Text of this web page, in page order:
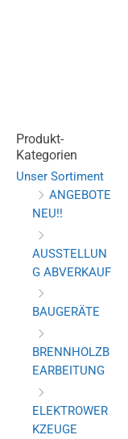
Produkt-
Kategorien
Unser Sortiment
ANGEBOTE
NEU!!
AUSSTELLUN
G ABVERKAUF
BAUGERÄTE
BRENNHOLZB
EARBEITUNG
ELEKTROWER
KZEUGE